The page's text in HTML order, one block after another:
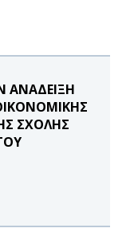
ΑΝΑΔΕΙΞΗ
ΣΧΟΛΗΣ